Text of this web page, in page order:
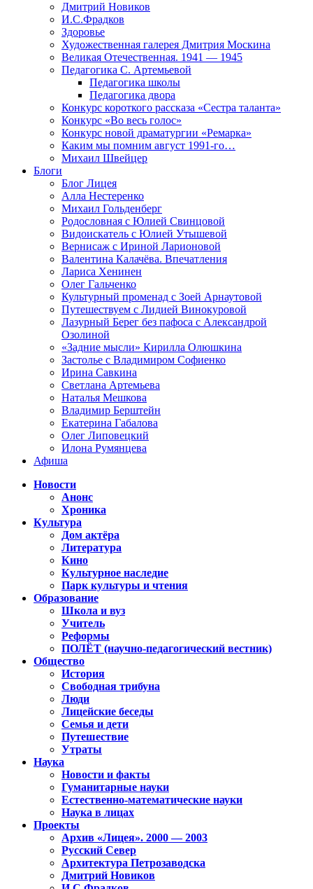
Дмитрий Новиков
И.С.Фрадков
Здоровье
Художественная галерея Дмитрия Москина
Великая Отечественная. 1941 — 1945
Педагогика С. Артемьевой
Педагогика школы
Педагогика двора
Конкурс короткого рассказа «Сестра таланта»
Конкурс «Во весь голос»
Конкурс новой драматургии «Ремарка»
Каким мы помним август 1991-го…
Михаил Швейцер
Блоги
Блог Лицея
Алла Нестеренко
Михаил Гольденберг
Родословная с Юлией Свинцовой
Видоискатель с Юлией Утышевой
Вернисаж с Ириной Ларионовой
Валентина Калачёва. Впечатления
Лариса Хенинен
Олег Гальченко
Культурный променад с Зоей Арнаутовой
Путешествуем с Лидией Винокуровой
Лазурный Берег без пафоса с Александрой
Озолиной
«Задние мысли» Кирилла Олюшкина
Застолье с Владимиром Софиенко
Ирина Савкина
Светлана Артемьева
Наталья Мешкова
Владимир Берштейн
Екатерина Габалова
Олег Липовецкий
Илона Румянцева
Афиша
Новости
Анонс
Хроника
Культура
Дом актёра
Литература
Кино
Культурное наследие
Парк культуры и чтения
Образование
Школа и вуз
Учитель
Реформы
ПОЛЁТ (научно-педагогический вестник)
Общество
История
Свободная трибуна
Люди
Лицейские беседы
Семья и дети
Путешествие
Утраты
Наука
Новости и факты
Гуманитарные науки
Естественно-математические науки
Наука в лицах
Проекты
Архив «Лицея». 2000 — 2003
Русский Север
Архитектура Петрозаводска
Дмитрий Новиков